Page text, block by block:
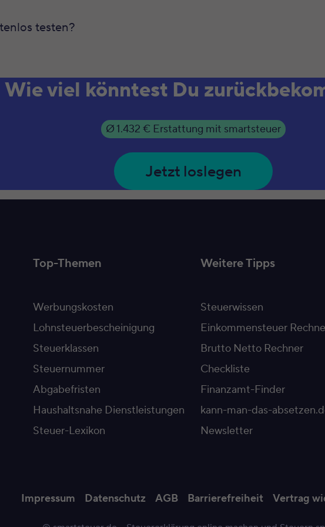
testen?
Wie viel könntest Du
Ø 1.432 € Erstattung mit smartsteuer
Jetzt loslegen
Top-Themen
Werbungskosten
Lohnsteuerbescheinigung
Steuerklassen
Steuernummer
Abgabefristen
Haushaltsnahe Dienstleistungen
Steuer-Lexikon
Weitere Tipps
Steuerwissen
Einkommensteuer
Brutto Netto Rechner
Checkliste
Finanzamt-Finder
kann-man-das-
Newsletter
Impressum Datenschutz AGB Barrierefreiheit Vertrag